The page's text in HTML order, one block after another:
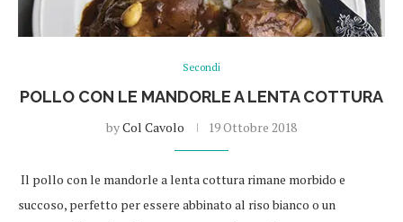
Secondi
POLLO CON LE MANDORLE A LENTA COTTURA
byCol Cavolo 19 Ottobre 2018
Il pollo con le mandorle a lenta cottura rimane morbido e
succoso, perfetto per essere abbinato al riso bianco o un